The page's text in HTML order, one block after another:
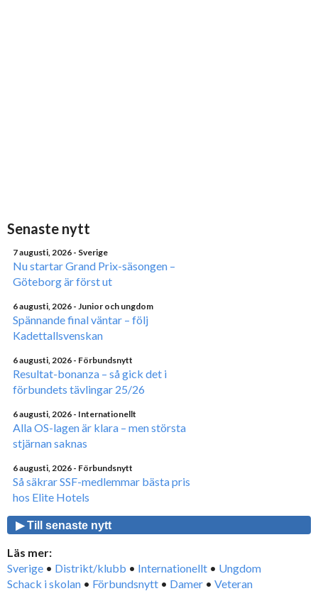
Senaste nytt
7 augusti, 2026 - Sverige
Nu startar Grand Prix-säsongen –
Göteborg är först ut
6 augusti, 2026 - Junior och ungdom
Spännande final väntar – följ
Kadettallsvenskan
6 augusti, 2026 - Förbundsnytt
Resultat-bonanza – så gick det i
förbundets tävlingar 25/26
6 augusti, 2026 - Internationellt
Alla OS-lagen är klara – men största
stjärnan saknas
6 augusti, 2026 - Förbundsnytt
Så säkrar SSF-medlemmar bästa pris
hos Elite Hotels
▶ Till senaste nytt
Läs mer:
Sverige • Distrikt/klubb • Internationellt • Ungdom
Schack i skolan • Förbundsnytt • Damer • Veteran